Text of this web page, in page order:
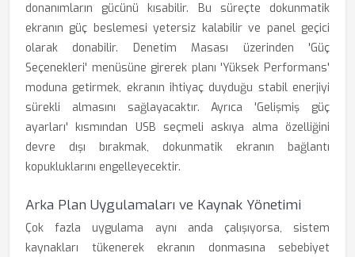
donanımların gücünü kısabilir. Bu süreçte dokunmatik
ekranın güç beslemesi yetersiz kalabilir ve panel geçici
olarak donabilir. Denetim Masası üzerinden 'Güç
Seçenekleri' menüsüne girerek planı 'Yüksek Performans'
moduna getirmek, ekranın ihtiyaç duyduğu stabil enerjiyi
sürekli almasını sağlayacaktır. Ayrıca 'Gelişmiş güç
ayarları' kısmından USB seçmeli askıya alma özelliğini
devre dışı bırakmak, dokunmatik ekranın bağlantı
kopukluklarını engelleyecektir.
Arka Plan Uygulamaları ve Kaynak Yönetimi
Çok fazla uygulama aynı anda çalışıyorsa, sistem
kaynakları tükenerek ekranın donmasına sebebiyet